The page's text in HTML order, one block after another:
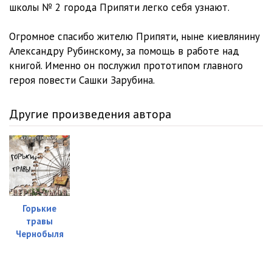
школы № 2 города Припяти легко себя узнают.
Огромное спасибо жителю Припяти, ныне киевлянину
Александру Рубинскому, за помощь в работе над
книгой. Именно он послужил прототипом главного
героя повести Сашки Зарубина.
Другие произведения автора
Горькие
травы
Чернобыля